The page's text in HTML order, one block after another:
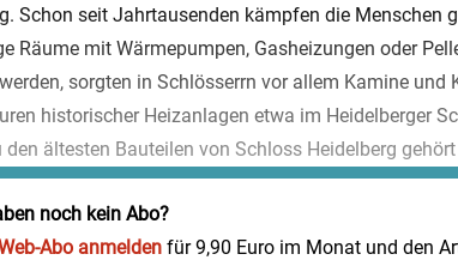
Schon seit Jahrtausenden kämpfen die Menschen
Räume mit Wärmepumpen, Gasheizungen oder
sorgten in Schlösserrn vor allem Kamine
historischer Heizanlagen etwa im Heidelberger
den ältesten Bauteilen von Schloss Heidelberg
noch kein Abo?
Abo anmelden für 9,90 Euro im Monat und den